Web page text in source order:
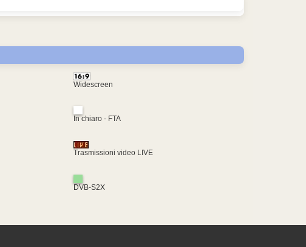
Widescreen
In chiaro - FTA
Trasmissioni video LIVE
DVB-S2X